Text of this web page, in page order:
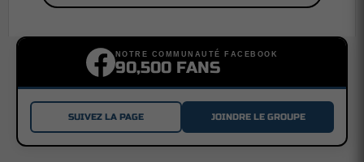
NOTRE COMMUNAUTÉ FACEBOOK
90,500 FANS
SUIVEZ LA PAGE JOINDRE LE GROUPE